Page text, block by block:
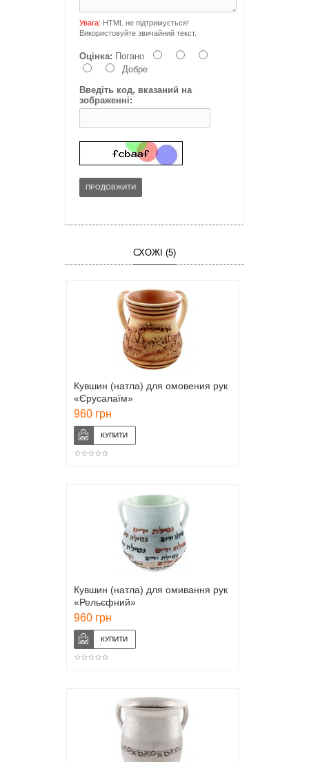
Увага: HTML не підтримується!
Використовуйте звичайний текст.
Оцінка: Погано
Добре
Введіть код, вказаний на
зображенні:
ПРОДОВЖИТИ
СХОЖІ (5)
Кувшин (натла) для омовения рук
«Єрусалаїм»
960 грн
Кувшин (натла) для омивання рук
«Рельєфний»
960 грн